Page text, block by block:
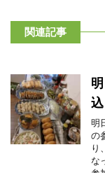
関連記事
明
の
り
な